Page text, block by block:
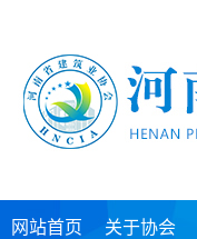
网站首页 关于协会